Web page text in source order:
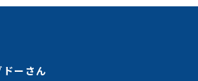
ドーさん